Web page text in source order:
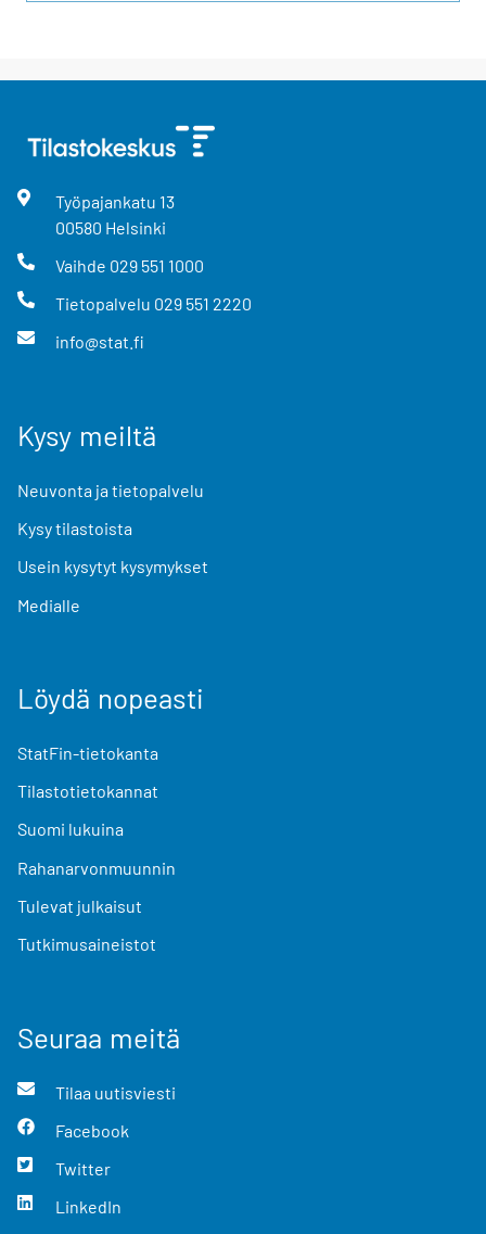
Työpajankatu 13
00580 Helsinki
Vaihde 029 551 1000
Tietopalvelu 029 551 2220
info@stat.fi
Kysy meiltä
Neuvonta ja tietopalvelu
Kysy tilastoista
Usein kysytyt kysymykset
Medialle
Löydä nopeasti
StatFin-tietokanta
Tilastotietokannat
Suomi lukuina
Rahanarvonmuunnin
Tulevat julkaisut
Tutkimusaineistot
Seuraa meitä
Tilaa uutisviesti
Facebook
Twitter
LinkedIn